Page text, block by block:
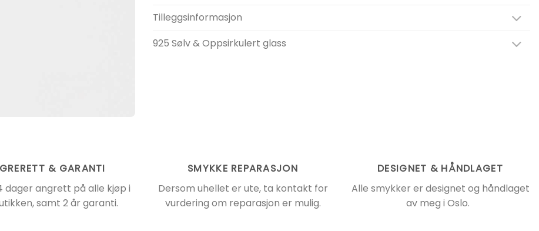
Tilleggsinformasjon
925 Sølv & Oppsirkulert glass
& GARANTI
dager angrett på alle kjøp i
samt 2 år garanti.
SMYKKE REPARASJON
Dersom uhellet er ute, ta kontakt for
vurdering om reparasjon er mulig.
DESIGNET & HÅNDLAGET
Alle smykker er designet og håndlaget
av meg i Oslo.